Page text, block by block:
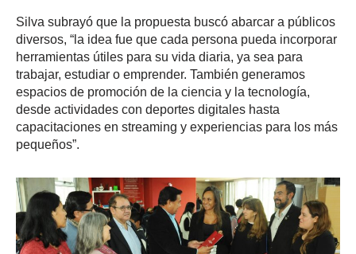
Silva subrayó que la propuesta buscó abarcar a públicos
diversos, “la idea fue que cada persona pueda incorporar
herramientas útiles para su vida diaria, ya sea para
trabajar, estudiar o emprender. También generamos
espacios de promoción de la ciencia y la tecnología,
desde actividades con deportes digitales hasta
capacitaciones en streaming y experiencias para los más
pequeños”.